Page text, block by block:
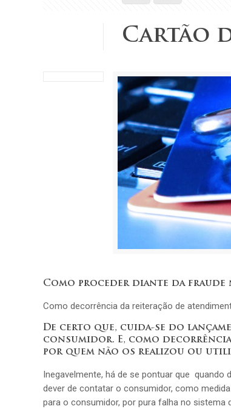
Cartão
Como proceder diante da
Como decorrência da reiteração de
De certo que, cuida-se do
consumidor. E, como
por quem não os realizou ou
Inegavelmente, há de se pontuar que
dever de contatar o consumidor, como
para o consumidor, por pura falha no sistema